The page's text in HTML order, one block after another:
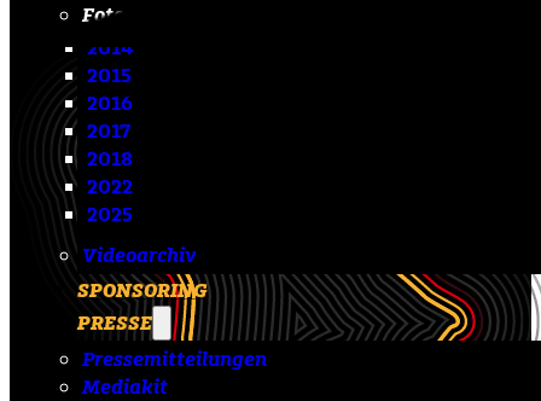
Fotoarchiv
2014
2015
2016
2017
2018
2022
2025
Videoarchiv
SPONSORING
PRESSE
Pressemitteilungen
Mediakit